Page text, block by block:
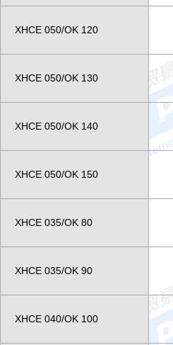
XHCE 050/OK 120
XHCE 050/OK 130
XHCE 050/OK 140
XHCE 050/OK 150
XHCE 035/OK 80
XHCE 035/OK 90
XHCE 040/OK 100